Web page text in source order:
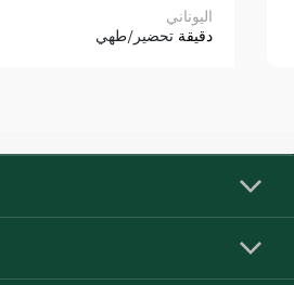
اليوناني
دقيقة تحضير/طهي